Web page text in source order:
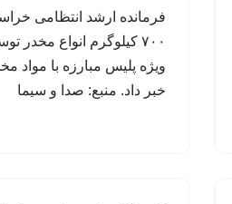
فرمانده ارشد انتظامی
۷۰۰ کیلوگرم انواع
ویژه پلیس مبارزه با مواد
خبر داد. منبع: صدا و سیما